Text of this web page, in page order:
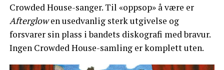
Crowded House-sanger. Til «oppsop» å være er
Afterglowen usedvanlig sterk utgivelse og
forsvarer sin plass i bandets diskografi med bravur.
Ingen Crowded House-samling er komplett uten.